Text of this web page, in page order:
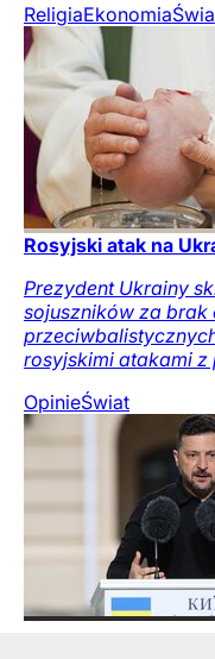
ReligiaEkonomia
Rosyjski atak na
Prezydent Ukrainy
sojuszników za
rosyjskimi atakami z
OpinieŚwiat